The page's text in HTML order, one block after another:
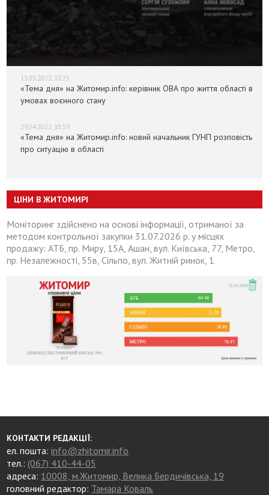
13.05.2022, 13:25
«Тема дня» на Житомир.info: керівник ОВА про життя області в
умовах воєнного стану
29.04.2022, 10:59
«Тема дня» на Житомир.info: новий начальник ГУНП розповість
про ситуацію в області
ЦІНИ В ЖИТОМИРІ
Моніторинг здійснено на основі інформації, отриманої за
методом контрольної закупки 31.07.2026 р. у місцях
продажу: АТБ, пр. Миру, 15А, Ашан, вул. Київська, 77, Метро,
пр. Незалежності, 55в, Сільпо, вул. Житній ринок, 1
КОНТАКТИ РЕДАКЦІЇ:
ел. пошта:info@zhitomir.info
тел.: (067) 410-44-05
адреса: 10008, м.Житомир, Велика Бердичівська, 19
головний редактор: Тамара Коваль